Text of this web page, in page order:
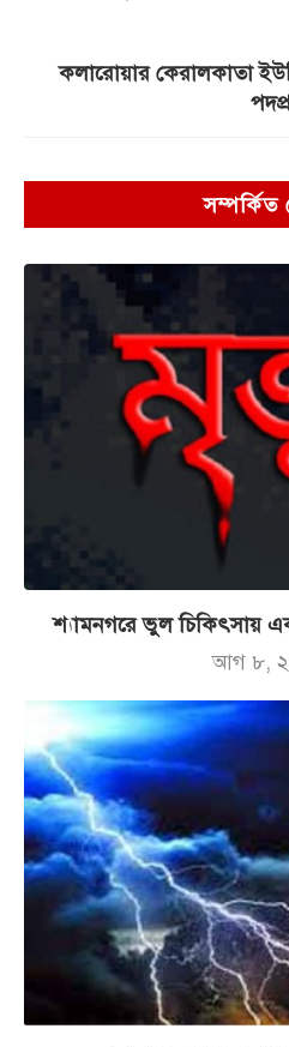
কলারোয়ার কেরালকাতা
সম্পর্কিত
শ্যামনগরে ভুল চিকিৎসায়
আগ ৮,